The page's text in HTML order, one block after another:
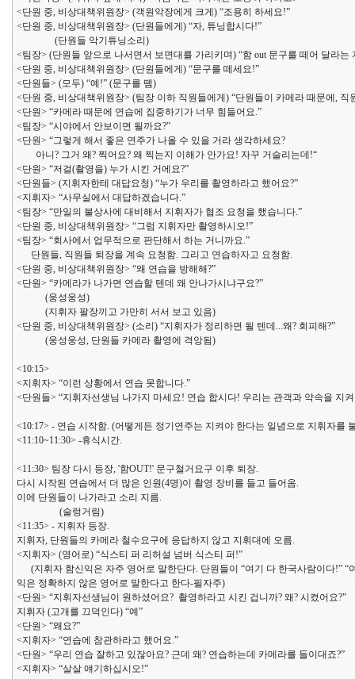
<단원 중, 비상대책위원장> (객원악장에게 크게) “조용히 하세요!”
<단원 중, 비상대책위원장> (단원들에게) “자, 튜닝합시다!”
(단원들 악기튜닝소리)
<팀장> (단원들 앞으로 나서면서 보면대를 가리키며) “함 out 문구를 떼어 달라는
<단원 중, 비상대책위원장> (단원들에게) “문구를 떼세요!”
<단원들> (모두) “예!” (문구를 뗌)
<단원 중, 비상대책위원장> (팀장 이하 직원들에게) “단원들이 카메라 때문에,
<단원> “카메라 때문에 연습에 집중하기가 너무 힘들어요.”
<팀장> “시야에서 안보이면 될까요?”
<단원> “그렇게 해서 좋은 연주가 나올 수 있을 거라 생각하세요?
아니? 그거 왜? 찍어요? 왜 찍는지 이해가 안가요! 자꾸 거슬리는데!“
<단원> “저걸(촬영을) 누가 시킨 거에요?”
<단원들> (지휘자한테 대답요청) “누가 우리를 촬영하라고 했어요?”
<지휘자> “사무실에서 대답하겠습니다.”
<팀장> “만일의 불상사에 대비해서 지휘자가 협조 요청을 했습니다.”
<단원 중, 비상대책위원장> “그럼 지휘자만 촬영하시오!”
<팀장> “회사에서 업무적으로 판단해서 하는 거니까요.”
단원들, 직원들 퇴장을 계속 요청함. 그리고 연습하자고 요청함.
<단원 중, 비상대책위원장> “왜 연습을 방해해?”
<단원> “카메라가 나가면 연습할 텐데 왜 안나가시냐구요?”
(웅성웅성)
(지휘자 팔장끼고 가만히 서서 보고 있음)
<단원 중, 비상대책위원장> (소리) “지휘자가 정리하면 될 텐데...왜? 회피해?”
(웅성웅성, 단원들 카메라 촬영에 격앙됨)
<10:15>
<지휘자> “이런 상황에서 연습 못합니다.”
<단원들> “지휘자선생님 나가지 마세요! 연습 합시다! 우리는 관객과 약속을 지
<10:17> - 연습 시작함. (어떻게든 정기연주는 지켜야 한다는 일념으로 지휘자를
<11:10~11:30> -휴식시간.
<11:30> 팀장 다시 등장, '함OUT!' 문구철거요구 이후 퇴장.
다시 시작된 연습에서 더 많은 인원(4명)이 촬영 장비를 들고 들어옴.
이에 단원들이 나가라고 소리 지름.
(술렁거림)
<11:35> - 지휘자 등장.
지휘자, 단원들의 카메라 철수요구에 응답하지 않고 지휘대에 오름.
<지휘자> (영어로) “식스티 퍼 리허설 넘버 식스티 퍼!”
(지휘자 함신익은 자주 영어로 말한단다. 단원들이 “여기 다 한국사람이다!” “
익은 정확하지 않은 영어로 말한다고 한다-필자주)
<단원> “지휘자선생님이 원하셨어요? 촬영하라고 시킨 겁니까? 왜? 시켰어요?”
지휘자 (고개를 끄덕인다) “예”
<단원> “왜요?”
<지휘자> “연습에 참관하라고 했어요.”
<단원> “우리 연습 잘하고 있잖아요? 근데 왜? 연습하는데 카메라를 들이대죠?”
<지휘자> “살살 얘기하십시오!”